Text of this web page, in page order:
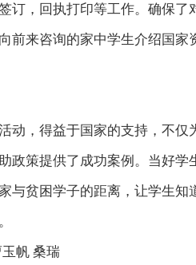
订，回执打印等工作。确保了
前来咨询的家中学生介绍国家
动，得益于国家的支持，不仅
政策提供了成功案例。当好学
与贫困学子的距离，让学生知
帆 桑瑞